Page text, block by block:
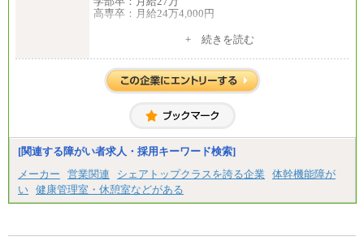
高専卒：月給24万4,000円
月給 250,000円～350,000円
想定年収 420万円～600万円
入社時の処遇（基本給・賞与）は経験・スキルを考
経験・スキルによっては、記載額を超える場合もあ
※試用期間中も給与に変更はございません。
+ 続きを読む
[関連する障がい者求人・採用キーワード検索]
メーカー
営業関連 シェアトップクラスを誇る企業
体幹機能障が
い 健康管理室・休憩室などがある